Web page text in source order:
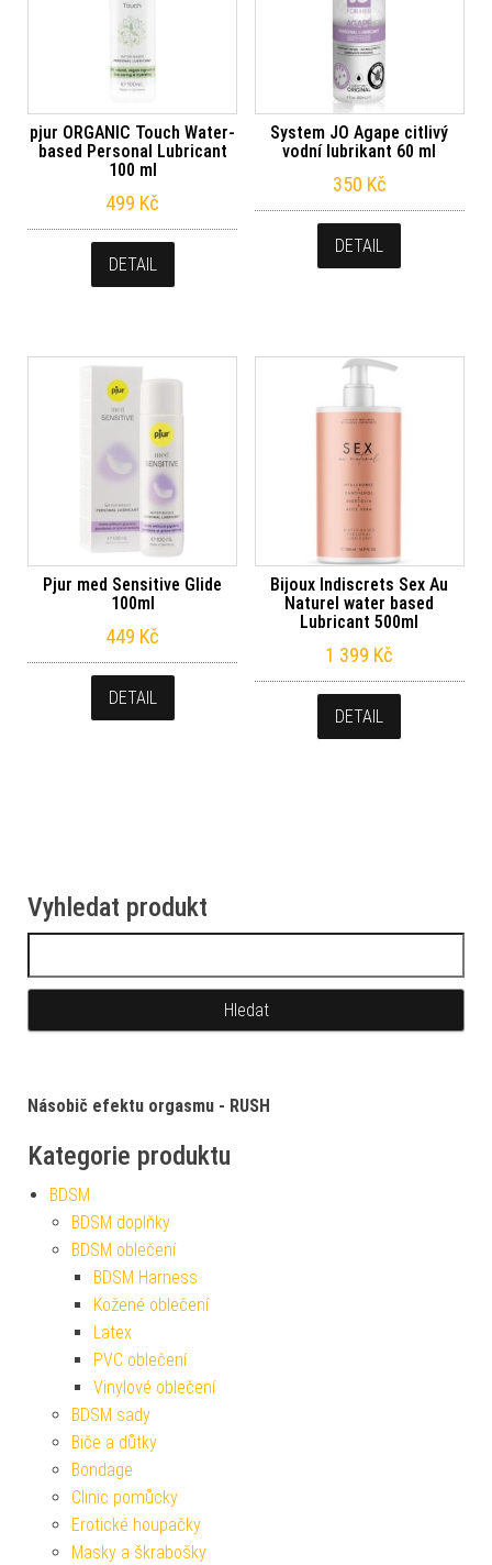
pjur ORGANIC Touch Water-
based Personal Lubricant
100 ml
499 Kč
DETAIL
System JO Agape citlivý
vodní lubrikant 60 ml
350 Kč
DETAIL
Pjur med Sensitive Glide
100ml
449 Kč
DETAIL
Bijoux Indiscrets Sex Au
Naturel water based
Lubricant 500ml
1 399 Kč
DETAIL
Vyhledat produkt
Násobič efektu orgasmu - RUSH
Kategorie produktu
BDSM
BDSM doplňky
BDSM oblečení
BDSM Harness
Kožené oblečení
Latex
PVC oblečení
Vinylové oblečení
BDSM sady
Biče a důtky
Bondage
Clinic pomůcky
Erotické houpačky
Masky a škrabošky